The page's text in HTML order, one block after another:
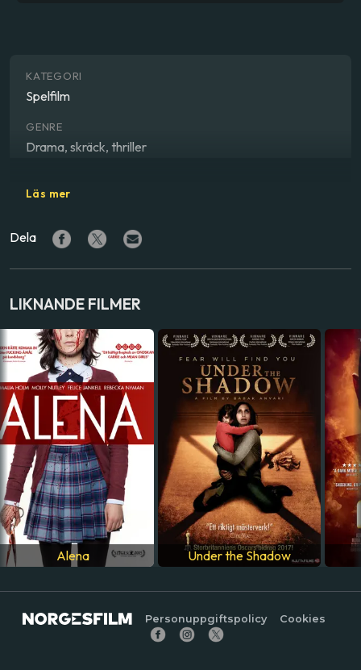
KATEGORI
Spelfilm
GENRE
Drama, skräck, thriller
Karyn Kusama
SKÅDESPELARE
LAND
USA
SPRÅK
Engelska
Läs mer
Dela
LIKNANDE FILMER
Alena Under the Shadow
Personuppgiftspolicy Cookies